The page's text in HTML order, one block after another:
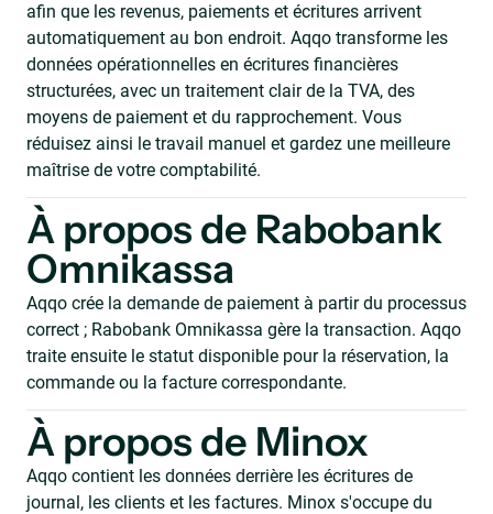
afin que les revenus, paiements et écritures arrivent
automatiquement au bon endroit. Aqqo transforme les
données opérationnelles en écritures financières
structurées, avec un traitement clair de la TVA, des
moyens de paiement et du rapprochement. Vous
réduisez ainsi le travail manuel et gardez une meilleure
maîtrise de votre comptabilité.
À propos de Rabobank
Omnikassa
Aqqo crée la demande de paiement à partir du processus
correct ; Rabobank Omnikassa gère la transaction. Aqqo
traite ensuite le statut disponible pour la réservation, la
commande ou la facture correspondante.
À propos de Minox
Aqqo contient les données derrière les écritures de
journal, les clients et les factures. Minox s'occupe du